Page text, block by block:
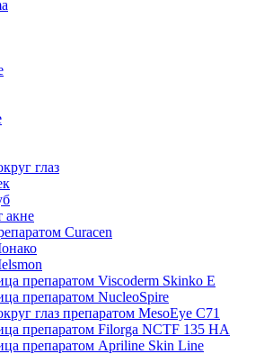
глаз
акне
Curacen
препаратом Viscoderm Skinko E
препаратом NucleoSpire
глаз препаратом MesoEye С71
препаратом Filorga NCTF 135 HA
препаратом Apriline Skin Line